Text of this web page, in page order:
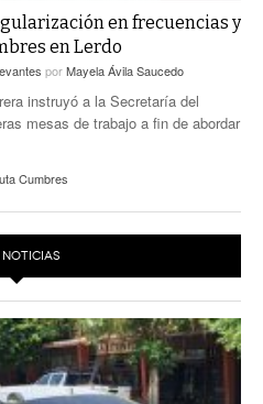
en frecuencias y
en Lerdo
porMayela Ávila Saucedo
instruyó a la Secretaría del
mesas de trabajo a fin de abordar
Cumbres
NOTICIAS